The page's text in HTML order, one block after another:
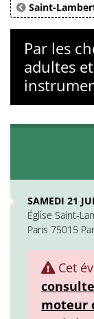
Saint-
Par les
adultes
SAMEDI 21
Église Saint-
Paris 75015
Cet
moteur